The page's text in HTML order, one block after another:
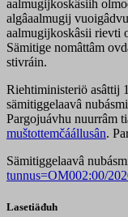
aalmugijkoskâsiih
algâaalmugij
aalmugijkoskâsii rievti
Sämitige nomâttâm
stivráin.
Riehtiministeriö asâttij
sämitiggelaavâ
Pargojuávhu nuurrâm
muštottemčáállusân.
Sämitiggelaavâ
tunnus=OM002:00/
Lasetiäđuh